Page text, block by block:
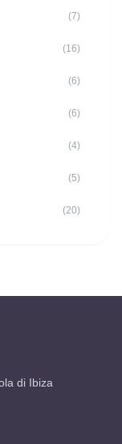
(7)
(16)
(6)
(6)
(4)
(5)
(20)
di Ibiza